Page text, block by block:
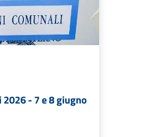
- 7 e 8 giugno